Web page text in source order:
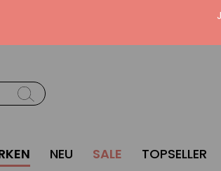
NEU SALE TOPSELLER